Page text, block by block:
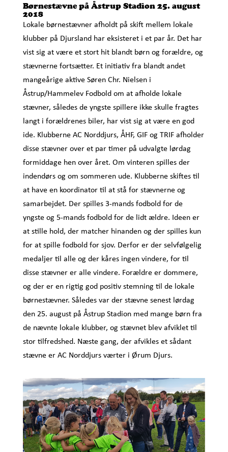
Børnestævne på Åstrup Stadion 25. august
2018
Lokale børnestævner afholdt på skift mellem lokale
klubber på Djursland har eksisteret i et par år. Det har
vist sig at være et stort hit blandt børn og forældre, og
stævnerne fortsætter. Et initiativ fra blandt andet
mangeårige aktive Søren Chr. Nielsen i
Åstrup/Hammelev Fodbold om at afholde lokale
stævner, således de yngste spillere ikke skulle fragtes
langt i forældrenes biler, har vist sig at være en god
ide. Klubberne AC Norddjurs, ÅHF, GIF og TRIF afholder
disse stævner over et par timer på udvalgte lørdag
formiddage hen over året. Om vinteren spilles der
indendørs og om sommeren ude. Klubberne skiftes til
at have en koordinator til at stå for stævnerne og
samarbejdet. Der spilles 3-mands fodbold for de
yngste og 5-mands fodbold for de lidt ældre. Ideen er
at stille hold, der matcher hinanden og der spilles kun
for at spille fodbold for sjov. Derfor er der selvfølgelig
medaljer til alle og der kåres ingen vindere, for til
disse stævner er alle vindere. Forældre er dommere,
og der er en rigtig god positiv stemning til de lokale
børnestævner. Således var der stævne senest lørdag
den 25. august på Åstrup Stadion med mange børn fra
de nævnte lokale klubber, og stævnet blev afviklet til
stor tilfredshed. Næste gang, der afvikles et sådant
stævne er AC Norddjurs værter i Ørum Djurs.